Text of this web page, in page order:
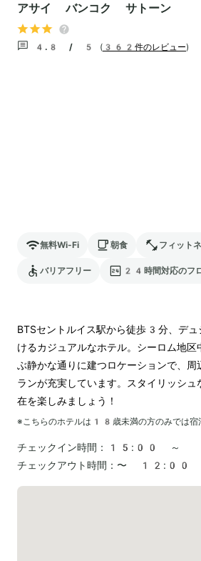
アサイ バンコク サトーン
4.8 / 5 ( 362件のレビュー)
無料Wi-Fi 朝食 フィット
バリアフリー 24時間対応のフ
BTSセントルイス駅から徒歩3分、デュ
けるカジュアルなホテル。シーロム地区
ぶ静かな通りに建つロケーションで、周
ランが充実しています。スタイリッシ
在を楽しみましょう！
※こちらのホテルは 18 歳未満の方のみでは宿
チェックイン時間：
15:00 ～
チェックアウト時間： 〜 12:00